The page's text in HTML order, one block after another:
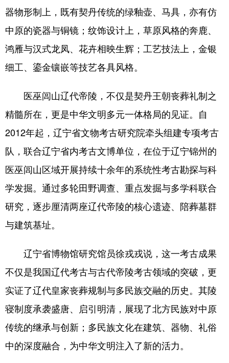
器物形制上，既有契丹传统的绿釉壶、马具，亦有仿
中原的瓷器与铜镜；纹饰设计上，草原风格的奔鹿、
鸿雁与汉式龙凤、花卉相映生辉；工艺技法上，金银
细工、鎏金镶嵌等技艺各具风格。
医巫闾山辽代帝陵，不仅是契丹王朝丧葬礼制之
精髓所在，更是中华文明多元一体格局的见证。自
2012年起，辽宁省文物考古研究院牵头组建专项考古
队，联合辽宁省内考古文博单位，在位于辽宁锦州的
医巫闾山区域开展持续十余年的系统性考古勘探与科
学发掘。通过多轮田野调查、重点发掘与多学科联合
研究，逐步厘清两座辽代帝陵的核心遗迹、陪葬墓群
与建筑基址。
辽宁省博物馆研究馆员徐戎戎说，这一考古成果
不仅是我国辽代考古与古代帝陵考古领域的突破，更
实证了辽代皇家丧葬规制与多民族交融的历史。其陵
寝制度承袭盛唐、启引明清，展现了北方民族对中原
传统的继承与创新；多民族文化在建筑、器物、礼俗
中的深度融合，为中华文明注入了新的活力。